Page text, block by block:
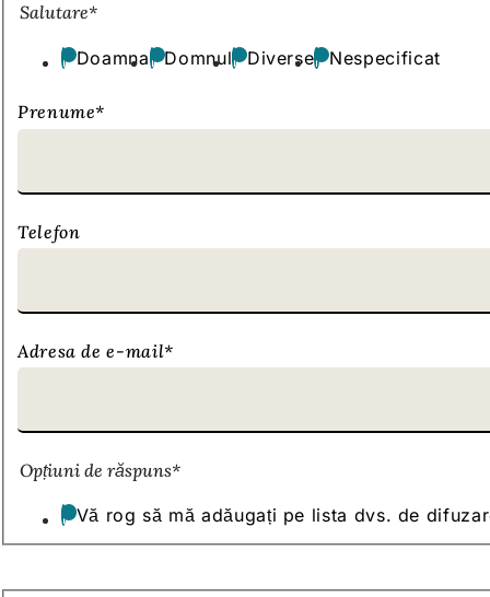
Detaliile
Salutare*
Doamna Domnul Diverse Nespecificat
Prenume*
Telefon
Adresa de e-mail*
Opțiuni de răspuns*
Vă rog să mă adăugați pe lista dvs. de